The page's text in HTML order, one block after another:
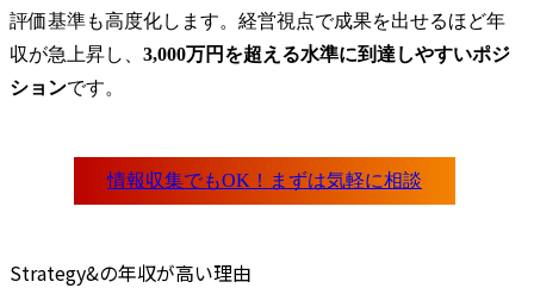
評価基準も高度化します。経営視点で成果を出せるほど年
収が急上昇し、 3,000万円を超える水準に到達しやすいポジ
ションです。
Strategy&の年収が高い理由